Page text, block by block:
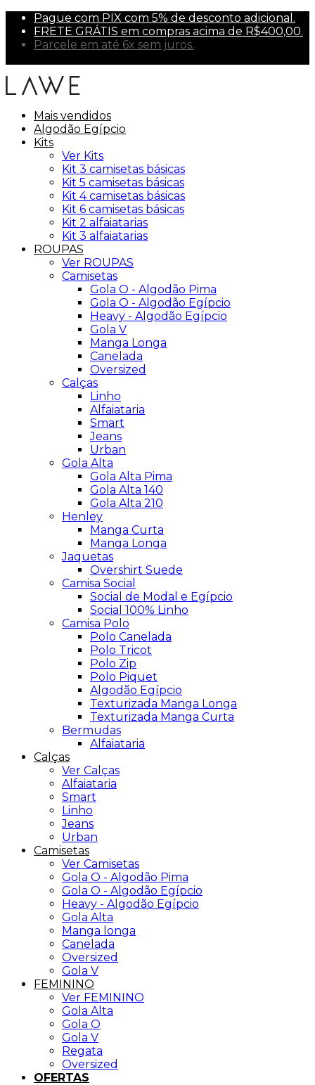
Pague com PIX com 5% de desconto adicional.
FRETE GRÁTIS em compras acima de R$400,00.
Parcele em até 6x sem juros.
Mais vendidos
Algodão Egípcio
Kits
Ver Kits
Kit 3 camisetas básicas
Kit 5 camisetas básicas
Kit 4 camisetas básicas
Kit 6 camisetas básicas
Kit 2 alfaiatarias
Kit 3 alfaiatarias
ROUPAS
Ver ROUPAS
Camisetas
Gola O - Algodão Pima
Gola O - Algodão Egípcio
Heavy - Algodão Egípcio
Gola V
Manga Longa
Canelada
Oversized
Calças
Linho
Alfaiataria
Smart
Jeans
Urban
Gola Alta
Gola Alta Pima
Gola Alta 140
Gola Alta 210
Henley
Manga Curta
Manga Longa
Jaquetas
Overshirt Suede
Camisa Social
Social de Modal e Egípcio
Social 100% Linho
Camisa Polo
Polo Canelada
Polo Tricot
Polo Zip
Polo Piquet
Algodão Egípcio
Texturizada Manga Longa
Texturizada Manga Curta
Bermudas
Alfaiataria
Calças
Ver Calças
Alfaiataria
Smart
Linho
Jeans
Urban
Camisetas
Ver Camisetas
Gola O - Algodão Pima
Gola O - Algodão Egípcio
Heavy - Algodão Egípcio
Gola Alta
Manga longa
Canelada
Oversized
Gola V
FEMININO
Ver FEMININO
Gola Alta
Gola O
Gola V
Regata
Oversized
OFERTAS